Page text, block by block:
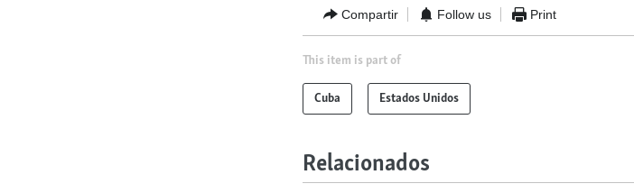
Compartir Follow us Print
This item is part of
Cuba Estados Unidos
Relacionados